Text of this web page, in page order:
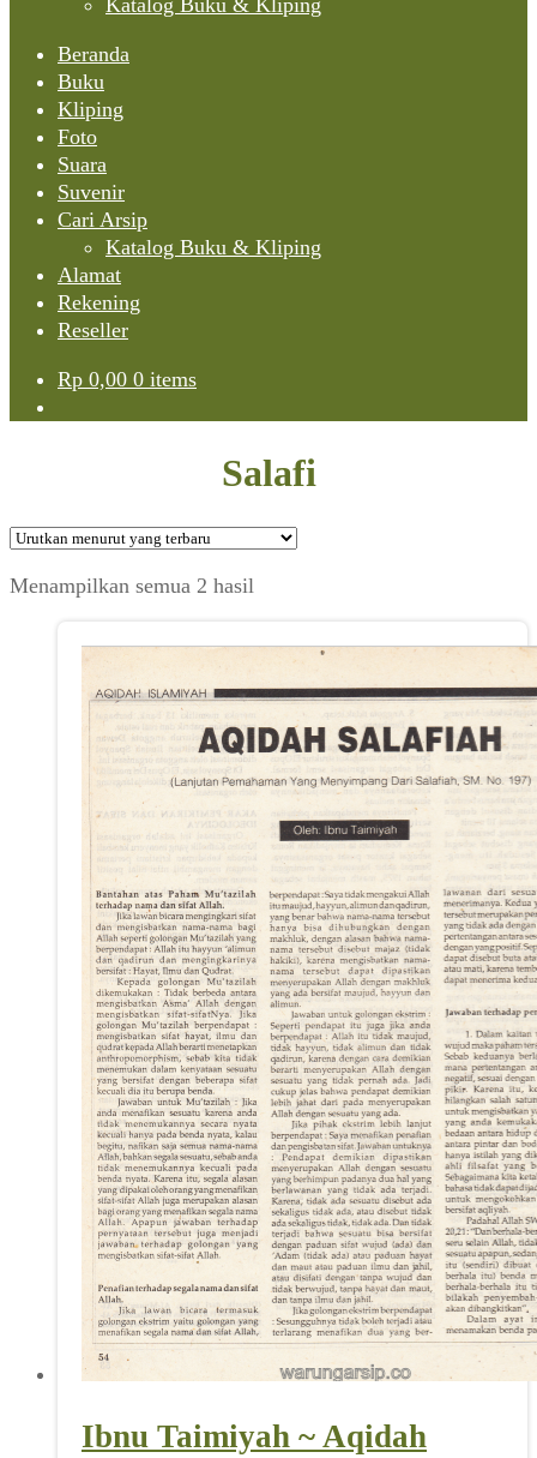
Katalog Buku & Kliping
Beranda
Buku
Kliping
Foto
Suara
Suvenir
Cari Arsip
Katalog Buku & Kliping
Alamat
Rekening
Reseller
Rp 0,00 0 items
Salafi
Menampilkan semua 2 hasil
yang
terbaru
Ibnu Taimiyah ~ Aqidah